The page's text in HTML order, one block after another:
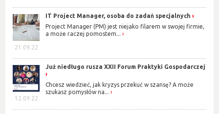
21.09.22
IT Project Manager, osoba do zadań specjalnych
Project Manager (PM) jest niejako filarem w swojej firmie,
a może raczej pomostem...
12.09.22
Już niedługo rusza XXII Forum Praktyki Gospodarczej
Chcesz wiedzieć, jak kryzys przekuć w szansę? A może
szukasz pomysłów na...